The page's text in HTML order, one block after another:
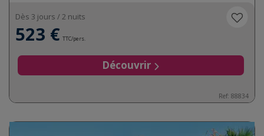
Dès 3 jours / 2 nuits
523 € TTC/pers.
Découvrir
Ref: 88834